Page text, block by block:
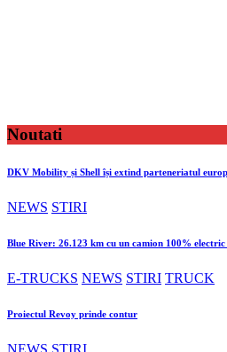
Noutati
DKV Mobility și Shell își extind parteneriatul
NEWS STIRI
Blue River: 26.123 km cu un camion 100%
E-TRUCKS NEWS STIRI TRUCK
Proiectul Revoy prinde contur
NEWS STIRI